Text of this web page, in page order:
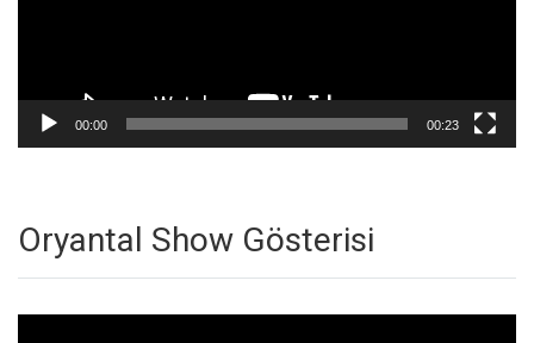
00:00 00:23
Oryantal Show Gösterisi